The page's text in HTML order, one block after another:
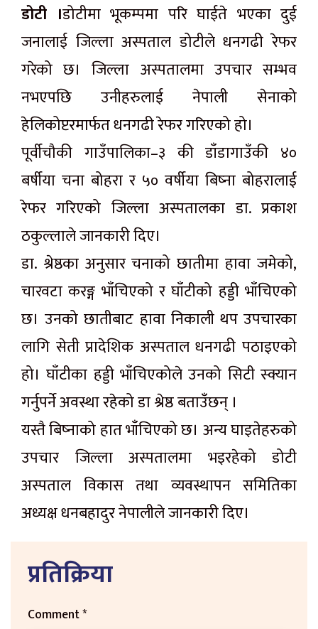
डोटी ।डोटीमा भूकम्पमा परि घाईते भएका दुई
जनालाई जिल्ला अस्पताल डोटीले धनगढी रेफर
गरेको छ। जिल्ला अस्पतालमा उपचार सम्भव
नभएपछि उनीहरुलाई नेपाली सेनाको
हेलिकोप्टरमार्फत धनगढी रेफर गरिएको हो।
पूर्वीचौकी गाउँपालिका–३ की डाँडागाउँकी ४०
बर्षीया चना बोहरा र ५० वर्षीया बिष्ना बोहरालाई
रेफर गरिएको जिल्ला अस्पतालका डा. प्रकाश
ठकुल्लाले जानकारी दिए।
डा. श्रेष्ठका अनुसार चनाको छातीमा हावा जमेको,
चारवटा करङ्ग भाँचिएको र घाँटीको हड्डी भाँचिएको
छ। उनको छातीबाट हावा निकाली थप उपचारका
लागि सेती प्रादेशिक अस्पताल धनगढी पठाइएको
हो। घाँटीका हड्डी भाँचिएकोले उनको सिटी स्क्यान
गर्नुपर्ने अवस्था रहेको डा‍ श्रेष्ठ बताउँछन् ।
यस्तै बिष्नाको हात भाँचिएको छ। अन्य घाइतेहरुको
उपचार जिल्ला अस्पतालमा भइरहेको डोटी
अस्पताल विकास तथा व्यवस्थापन समितिका
अध्यक्ष धनबहादुर नेपालीले जानकारी दिए।
प्रतिक्रिया
Comment*